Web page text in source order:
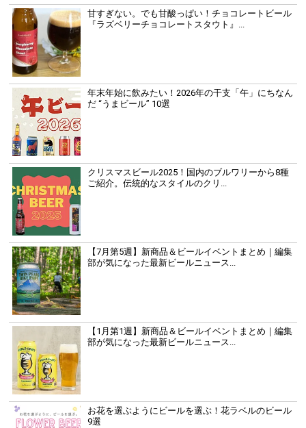
甘すぎない。でも甘酸っぱい！チョコレートビール
『ラズベリーチョコレートスタウト』...
年末年始に飲みたい！2026年の干支「午」にちなん
だ “うまビール” 10選
クリスマスビール2025！国内のブルワリーから8種
ご紹介。伝統的なスタイルのクリ...
【7月第5週】新商品＆ビールイベントまとめ｜編集
部が気になった最新ビールニュース...
【1月第1週】新商品＆ビールイベントまとめ｜編集
部が気になった最新ビールニュース...
お花を選ぶようにビールを選ぶ！花ラベルのビール
9選